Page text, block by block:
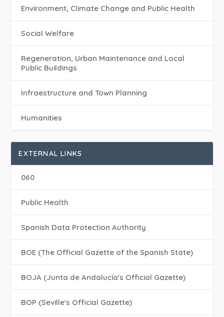
Environment, Climate Change and Public Health
Social Welfare
Regeneration, Urban Maintenance and Local
Public Buildings
Infraestructure and Town Planning
Humanities
EXTERNAL LINKS
060
Public Health
Spanish Data Protection Authority
BOE (The Official Gazette of the Spanish State)
BOJA (Junta de Andalucía's Official Gazette)
BOP (Seville's Official Gazette)